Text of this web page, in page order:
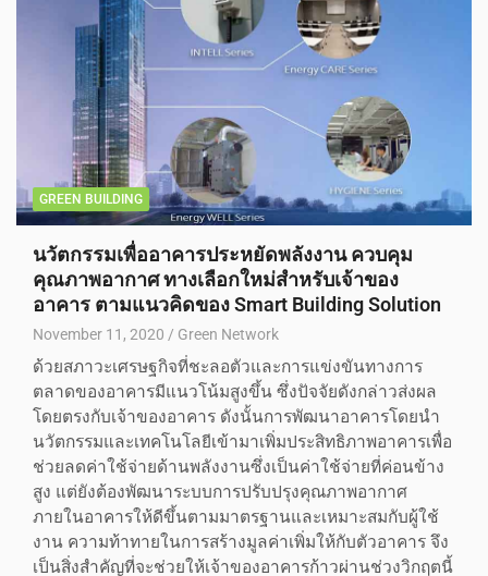
GREEN BUILDING
นวัตกรรมเพื่ออาคารประหยัดพลังงาน ควบคุม
คุณภาพอากาศ ทางเลือกใหม่สำหรับเจ้าของ
อาคาร ตามแนวคิดของ Smart Building Solution
November 11, 2020 Green Network
ด้วยสภาวะเศรษฐกิจที่ชะลอตัวและการแข่งขันทางการ
ตลาดของอาคารมีแนวโน้มสูงขึ้น ซึ่งปัจจัยดังกล่าวส่งผล
โดยตรงกับเจ้าของอาคาร ดังนั้นการพัฒนาอาคารโดยนำ
นวัตกรรมและเทคโนโลยีเข้ามาเพิ่มประสิทธิภาพอาคารเพื่อ
ช่วยลดค่าใช้จ่ายด้านพลังงานซึ่งเป็นค่าใช้จ่ายที่ค่อนข้าง
สูง แต่ยังต้องพัฒนาระบบการปรับปรุงคุณภาพอากาศ
ภายในอาคารให้ดีขึ้นตามมาตรฐานและเหมาะสมกับผู้ใช้
งาน ความท้าทายในการสร้างมูลค่าเพิ่มให้กับตัวอาคาร จึง
เป็นสิ่งสำคัญที่จะช่วยให้เจ้าของอาคารก้าวผ่านช่วงวิกฤตนี้